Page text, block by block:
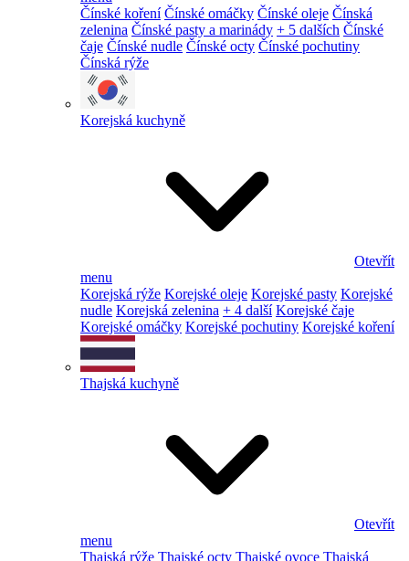
Čínské koření Čínské omáčky Čínské oleje Čínská
zelenina Čínské pasty a marinády + 5 dalších Čínské
čaje Čínské nudle Čínské octy Čínské pochutiny
Čínská rýže
Korejská kuchyně
Otevřít
menu
Korejská rýže Korejské oleje Korejské pasty Korejské
nudle Korejská zelenina + 4 další Korejské čaje
Korejské omáčky Korejské pochutiny Korejské koření
Thajská kuchyně
Otevřít
menu
Thajská rýže Thajské octy Thajské ovoce Thajská